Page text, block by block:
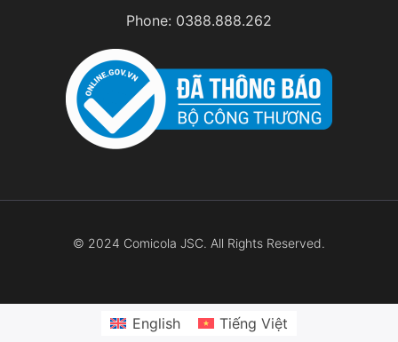
Phone: 0388.888.262
© 2024 Comicola JSC. All Rights Reserved.
English Tiếng Việt